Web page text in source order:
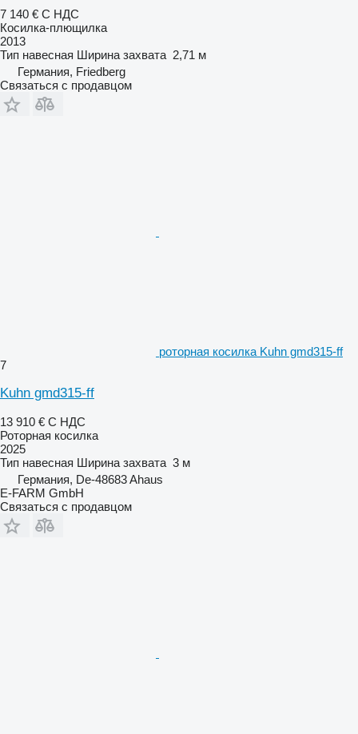
7 140 € С НДС
Косилка-плющилка
2013
Тип навесная Ширина захвата 2,71 м
Германия, Friedberg
Связаться с продавцом
роторная косилка Kuhn gmd315-ff
7
Kuhn gmd315-ff
13 910 € С НДС
Роторная косилка
2025
Тип навесная Ширина захвата 3 м
Германия, De-48683 Ahaus
E-FARM GmbH
Связаться с продавцом